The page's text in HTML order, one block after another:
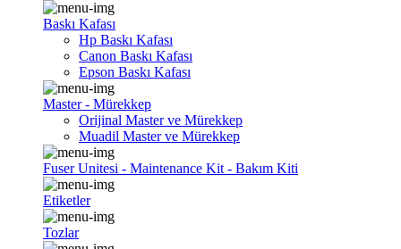
Baskı Kafası
Hp Baskı Kafası
Canon Baskı Kafası
Epson Baskı Kafası
Master - Mürekkep
Orijinal Master ve Mürekkep
Muadil Master ve Mürekkep
Fuser Unitesi - Maintenance Kit - Bakım Kiti
Etiketler
Tozlar